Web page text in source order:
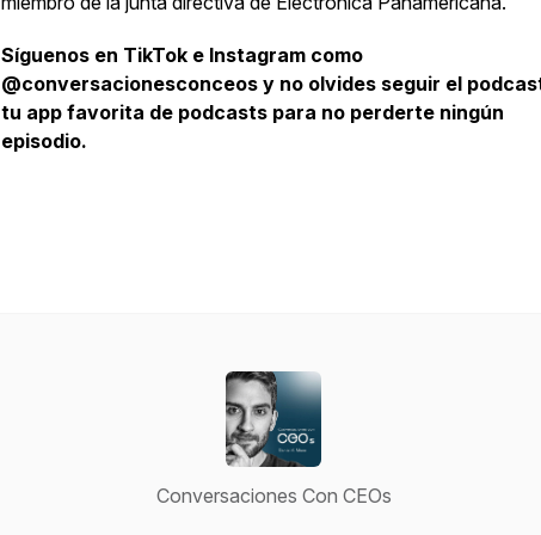
Síguenos en TikTok e Instagram como
@conversacionesconceos y no olvides seguir el
tu app favorita de podcasts para no perderte ningún
episodio.
Conversaciones Con CEOs